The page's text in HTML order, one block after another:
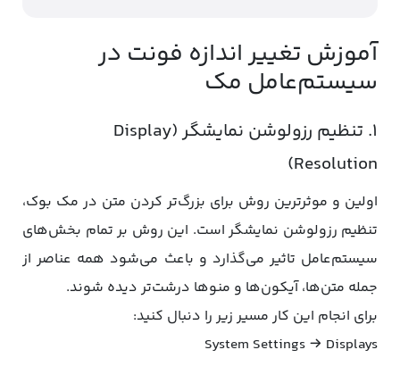
آموزش تغییر اندازه فونت در
سیستم‌عامل مک
۱. تنظیم رزولوشن نمایشگر (Display
Resolution)
اولین و موثرترین روش برای بزرگ‌تر کردن متن در مک‌ بوک،
تنظیم رزولوشن نمایشگر است. این روش بر تمام بخش‌های
سیستم‌عامل تاثیر می‌گذارد و باعث می‌شود همه عناصر از
جمله متن‌ها، آیکون‌ها و منوها درشت‌تر دیده شوند.
برای انجام این کار مسیر زیر را دنبال کنید:
System Settings → Displays